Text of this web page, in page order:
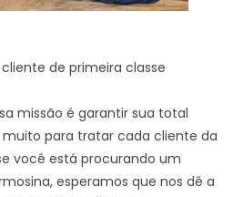
de primeira classe
missão é garantir sua total
para tratar cada cliente da
você está procurando um
esperamos que nos dê a